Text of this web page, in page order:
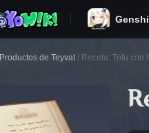
Productos de Teyvat / Receta: Tofu con